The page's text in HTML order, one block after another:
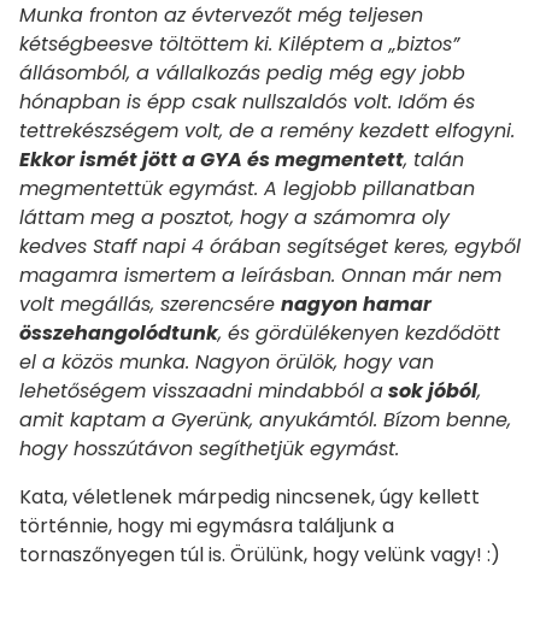
Munka fronton az évtervezőt még teljesen
kétségbeesve töltöttem ki. Kiléptem a „biztos”
állásomból, a vállalkozás pedig még egy jobb
hónapban is épp csak nullszaldós volt. Időm és
tettrekészségem volt, de a remény kezdett elfogyni.
Ekkor ismét jött a GYA és megmentett, talán
megmentettük egymást. A legjobb pillanatban
láttam meg a posztot, hogy a számomra oly
kedves Staff napi 4 órában segítséget keres, egyből
magamra ismertem a leírásban. Onnan már nem
volt megállás, szerencsére nagyon hamar
összehangolódtunk, és gördülékenyen kezdődött
el a közös munka. Nagyon örülök, hogy van
lehetőségem visszaadni mindabból asok jóból,
amit kaptam a Gyerünk, anyukámtól. Bízom benne,
hogy hosszútávon segíthetjük egymást.
Kata, véletlenek márpedig nincsenek, úgy kellett
történnie, hogy mi egymásra találjunk a
tornaszőnyegen túl is. Örülünk, hogy velünk vagy! :)